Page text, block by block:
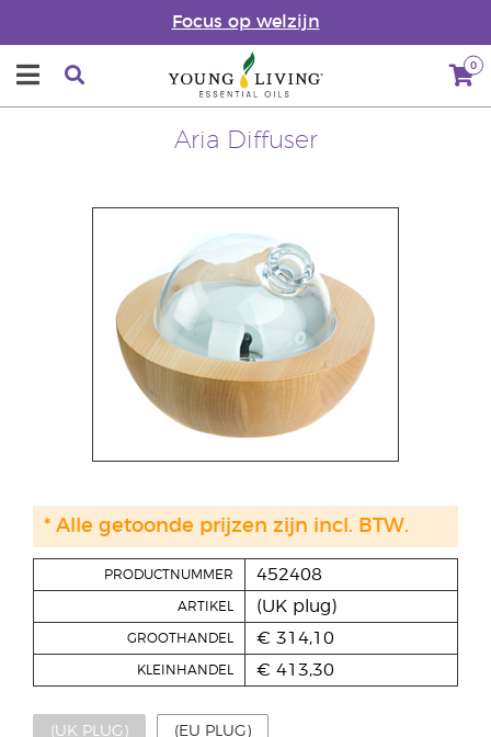
Focus op welzijn
0
Aria Diffuser
PRODUCTNUMMER 452408
ARTIKEL (UK plug)
GROOTHANDEL € 314,10
KLEINHANDEL € 413,30
(UK PLUG) (EU PLUG)
* Alle getoonde prijzen zijn incl. BTW.